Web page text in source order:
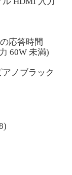
応答時間
60W 未満)
ノブラック